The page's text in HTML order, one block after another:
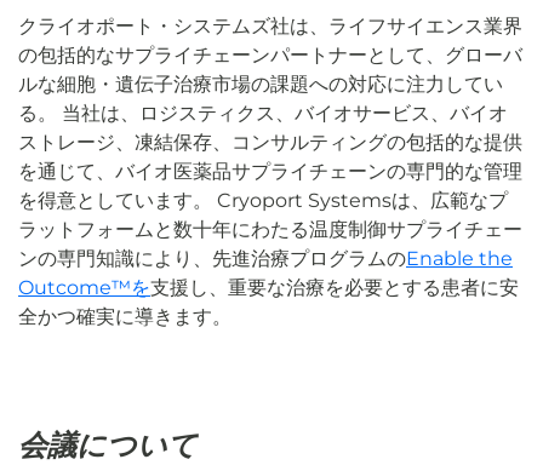
クライオポート・システムズ社は、ライフサイエンス業界
の包括的なサプライチェーンパートナーとして、グローバ
ルな細胞・遺伝子治療市場の課題への対応に注力してい
る。 当社は、ロジスティクス、バイオサービス、バイオ
ストレージ、凍結保存、コンサルティングの包括的な提供
を通じて、バイオ医薬品サプライチェーンの専門的な管理
を得意としています。 Cryoport Systemsは、広範なプ
ラットフォームと数十年にわたる温度制御サプライチェー
ンの専門知識により、先進治療プログラムのEnable the
Outcome™を支援し、重要な治療を必要とする患者に安
全かつ確実に導きます。
会議について